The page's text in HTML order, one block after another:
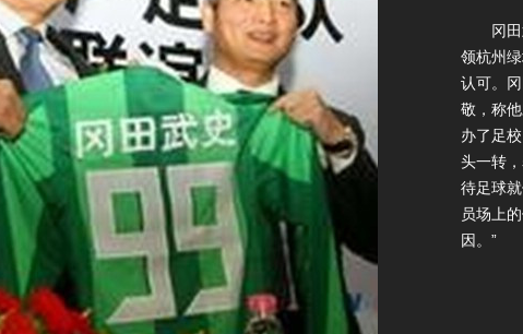
冈田武
领杭州
认可。
敬，称
办了足
头一转
待足球
员场上
因。”